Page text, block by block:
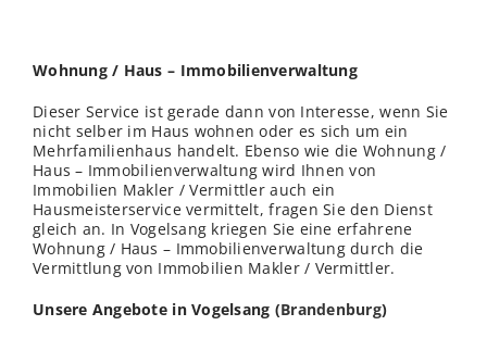
Wohnung / Haus – Immobilienverwaltung
Dieser Service ist gerade dann von Interesse, wenn Sie
nicht selber im Haus wohnen oder es sich um ein
Mehrfamilienhaus handelt. Ebenso wie die Wohnung /
Haus – Immobilienverwaltung wird Ihnen von
Immobilien Makler / Vermittler auch ein
Hausmeisterservice vermittelt, fragen Sie den Dienst
gleich an. In Vogelsang kriegen Sie eine erfahrene
Wohnung / Haus – Immobilienverwaltung durch die
Vermittlung von Immobilien Makler / Vermittler.
Unsere Angebote in Vogelsang (Brandenburg)